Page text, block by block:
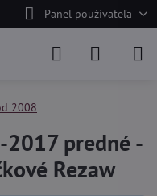
Panel používateľa
2008
predné -
Rezaw